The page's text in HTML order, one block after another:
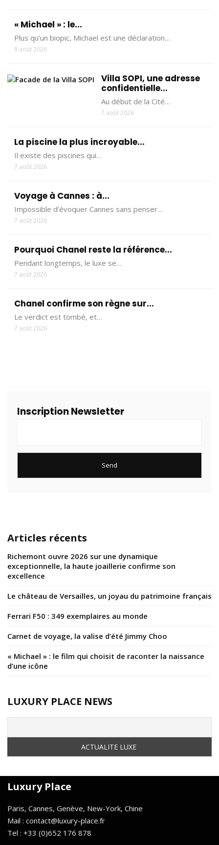
« Michael » : le...
Plus qu’un biopic, Michael est une déclaration…
8 août 2026
Villa SOPI, une adresse
confidentielle...
Au début de la Cité…
7 août 2026
La piscine la plus incroyable...
Il existe des piscines qui…
7 août 2026
Voyage à Cannes : à...
Impossible d’évoquer Cannes sans penser…
7 août 2026
Pourquoi Chanel reste la référence...
Pendant longtemps, le luxe se…
7 août 2026
Chanel confirme son règne sur...
Le verdict est tombé, et…
7 août 2026
Inscription Newsletter
Articles récents
Richemont ouvre 2026 sur une dynamique
exceptionnelle, la haute joaillerie confirme son
excellence
Le château de Versailles, un joyau du patrimoine français
Ferrari F50 : 349 exemplaires au monde
Carnet de voyage, la valise d’été Jimmy Choo
« Michael » : le film qui choisit de raconter la naissance
d’une icône
LUXURY PLACE NEWS
Luxury Place
Paris, Cannes, Genève, New-York, Chine
Mail : contact@luxury-place.fr
Tel : +33 (0)652 176 878